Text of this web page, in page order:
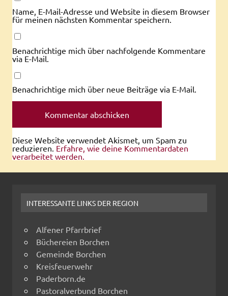
Name, E-Mail-Adresse und Website in diesem Browser
für meinen nächsten Kommentar speichern.
Benachrichtige mich über nachfolgende Kommentare
via E-Mail.
Benachrichtige mich über neue Beiträge via E-Mail.
Diese Website verwendet Akismet, um Spam zu
reduzieren. Erfahre, wie deine Kommentardaten
verarbeitet werden.
INTERESSANTE LINKS DER REGION
Alfener Pfarrbrief
Büchereien Borchen
Gemeinde Borchen
Kreisfeuerwehr
Paderborn.de
Pastoralverbund Borchen